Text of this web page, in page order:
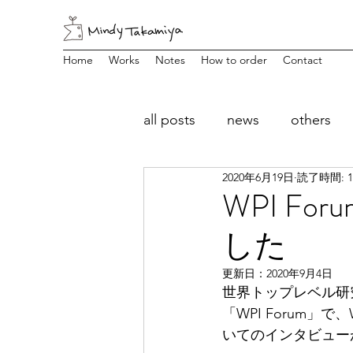
Home Works Notes How to order Contact
all posts news others
WPI
した
2020年6月19日 読了時間:
更新日： 2020年9月4日
世界トップレベル
「WPI Forum」で
いてのインタビュ